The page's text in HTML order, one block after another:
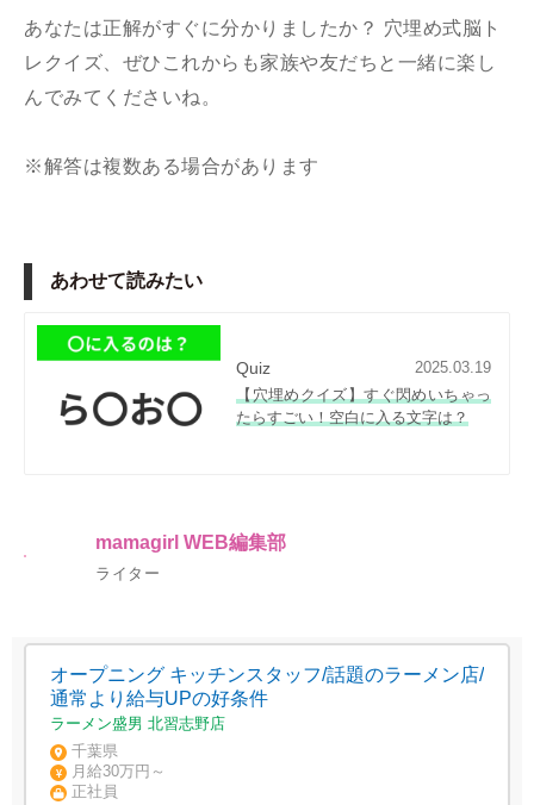
あなたは正解がすぐに分かりましたか？ 穴埋め式脳ト
レクイズ、ぜひこれからも家族や友だちと一緒に楽し
んでみてくださいね。
※解答は複数ある場合があります
あわせて読みたい
Quiz
2025.03.19
【穴埋めクイズ】すぐ閃めいちゃっ
たらすごい！空白に入る文字は？
mamagirl WEB編集部
ライター
オープニング キッチンスタッフ/話題のラーメン店/
通常より給与UPの好条件
ラーメン盛男 北習志野店
千葉県
月給30万円～
正社員